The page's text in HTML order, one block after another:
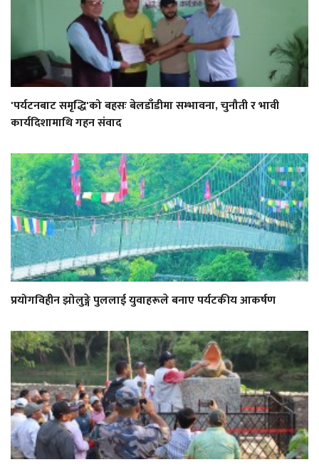
'पर्यटनबाट समृद्धि'को बहसः बेलडाँडीमा सम्भावना, चुनौती र भावी
कार्यदिशामाथि गहन संवाद
प्रयोगविहीन झोलुङ्गे पुललाई युवाहरूले बनाए पर्यटकीय आकर्षण